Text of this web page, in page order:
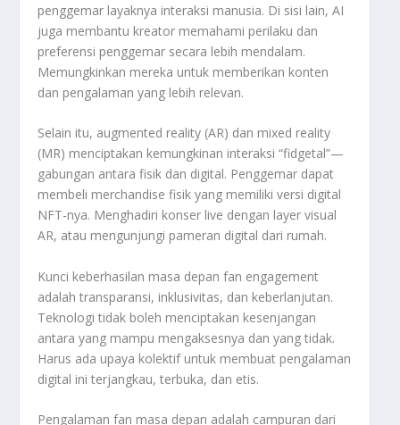
penggemar layaknya interaksi manusia. Di sisi lain, AI
juga membantu kreator memahami perilaku dan
preferensi penggemar secara lebih mendalam.
Memungkinkan mereka untuk memberikan konten
dan pengalaman yang lebih relevan.
Selain itu, augmented reality (AR) dan mixed reality
(MR) menciptakan kemungkinan interaksi “fidgetal”—
gabungan antara fisik dan digital. Penggemar dapat
membeli merchandise fisik yang memiliki versi digital
NFT-nya. Menghadiri konser live dengan layer visual
AR, atau mengunjungi pameran digital dari rumah.
Kunci keberhasilan masa depan fan engagement
adalah transparansi, inklusivitas, dan keberlanjutan.
Teknologi tidak boleh menciptakan kesenjangan
antara yang mampu mengaksesnya dan yang tidak.
Harus ada upaya kolektif untuk membuat pengalaman
digital ini terjangkau, terbuka, dan etis.
Pengalaman fan masa depan adalah campuran dari